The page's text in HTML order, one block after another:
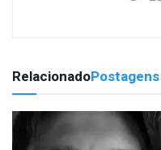
RelacionadoPostagens